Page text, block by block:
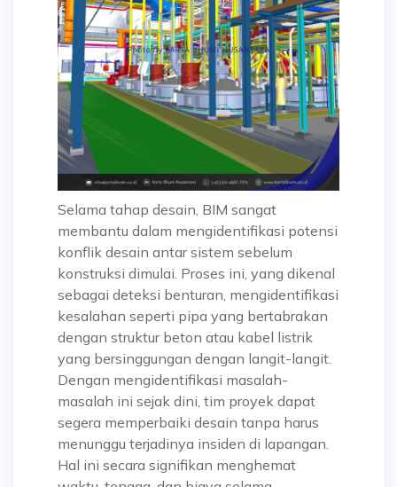
Selama tahap desain, BIM sangat
membantu dalam mengidentifikasi potensi
konflik desain antar sistem sebelum
konstruksi dimulai. Proses ini, yang dikenal
sebagai deteksi benturan, mengidentifikasi
kesalahan seperti pipa yang bertabrakan
dengan struktur beton atau kabel listrik
yang bersinggungan dengan langit-langit.
Dengan mengidentifikasi masalah-
masalah ini sejak dini, tim proyek dapat
segera memperbaiki desain tanpa harus
menunggu terjadinya insiden di lapangan.
Hal ini secara signifikan menghemat